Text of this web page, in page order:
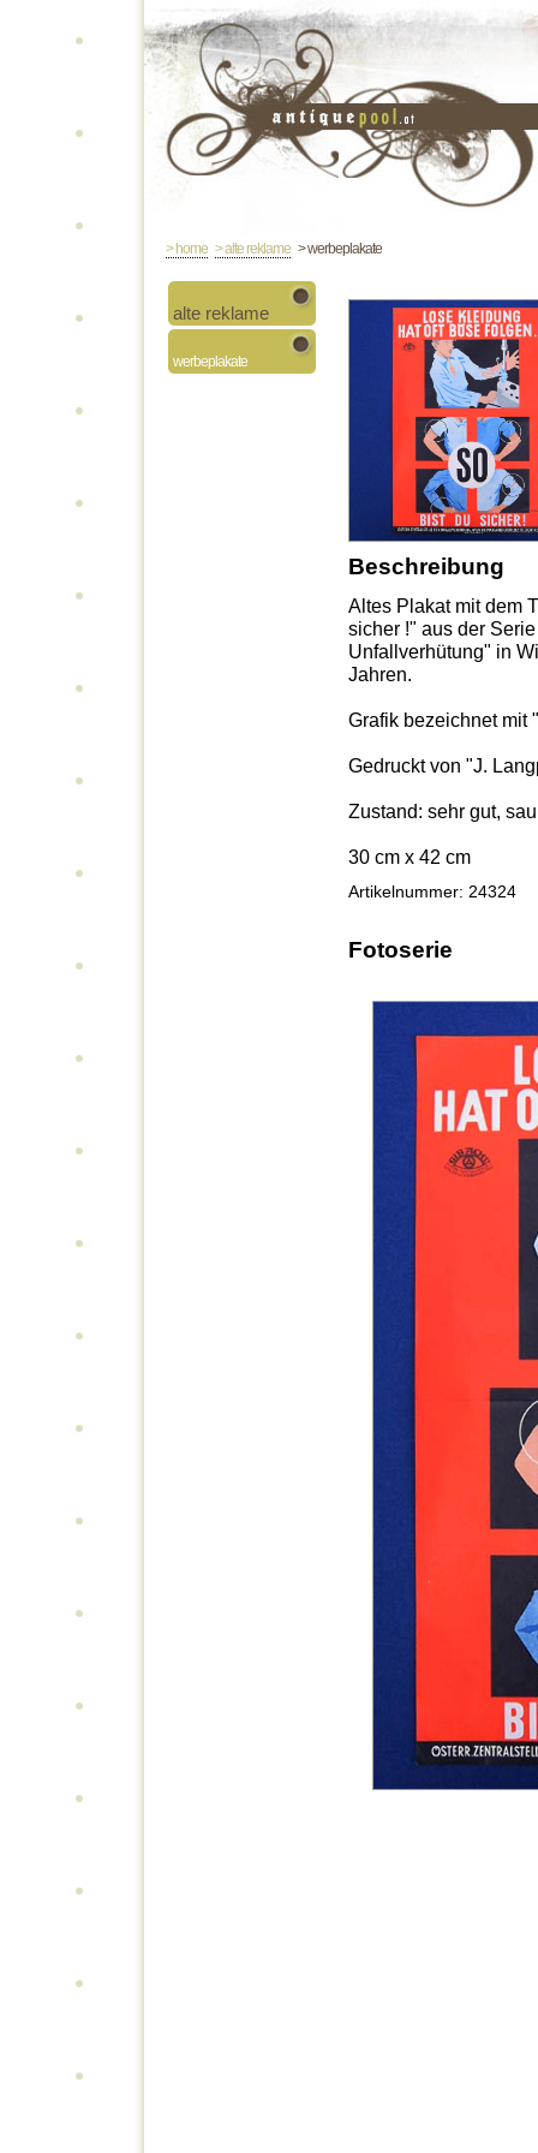
> home > alte reklame > werbeplakate
alte reklame
werbeplakate
Beschreibung
Altes Plakat mit dem
sicher !" aus der
Unfallverhütung" in
Jahren.
Grafik bezeichnet mit
Gedruckt von "J.
Zustand: sehr gut,
30 cm x 42 cm
Artikelnummer: 24324
Fotoserie